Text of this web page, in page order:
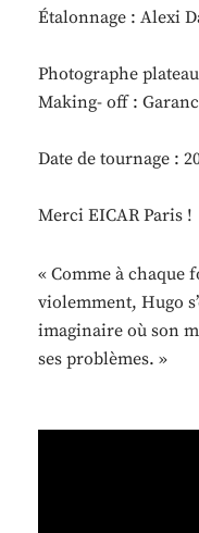
Étalonnage : Alexi
Photographe
Making- off :
Date de tournage :
Merci EICAR Paris !
« Comme à chaque
violemment, Hugo
imaginaire où son
ses problèmes. »